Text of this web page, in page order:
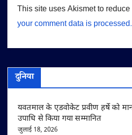
This site uses Akismet to reduce
your comment data is processed.
दुनिया
यवतमाल के एडवोकेट प्रवीण हर्षे को
उपाधि से किया गया सम्मानित
जुलाई 18, 2026